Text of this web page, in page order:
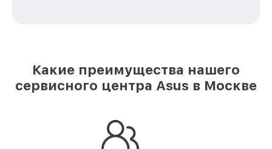
Какие преимущества нашего
сервисного центра Asus в Москве